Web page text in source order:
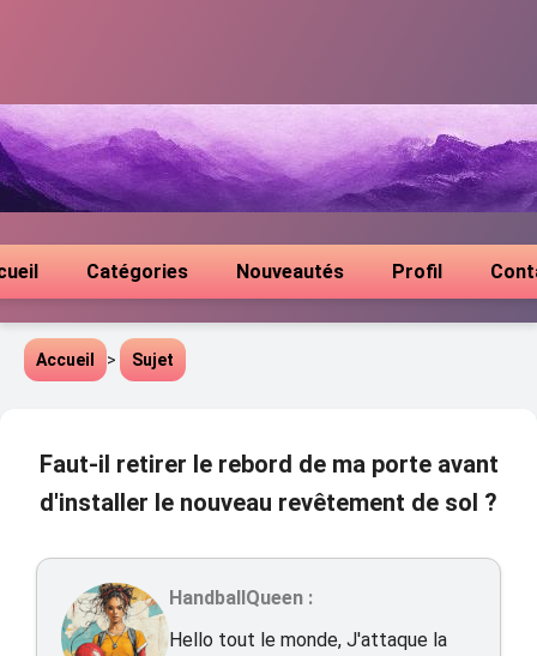
Catégories Nouveautés Profil
Accueil > Sujet
Faut-il retirer le rebord de ma porte avant
d'installer le nouveau revêtement de sol ?
HandballQueen :
Hello tout le monde, J'attaque la